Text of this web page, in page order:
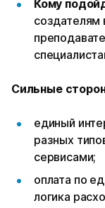
Кому
создателям
Сильные
единый
разных
сервисами;
оплата по
логика